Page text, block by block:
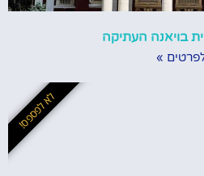
בויאנה העתיקה
»
לא לפספס!